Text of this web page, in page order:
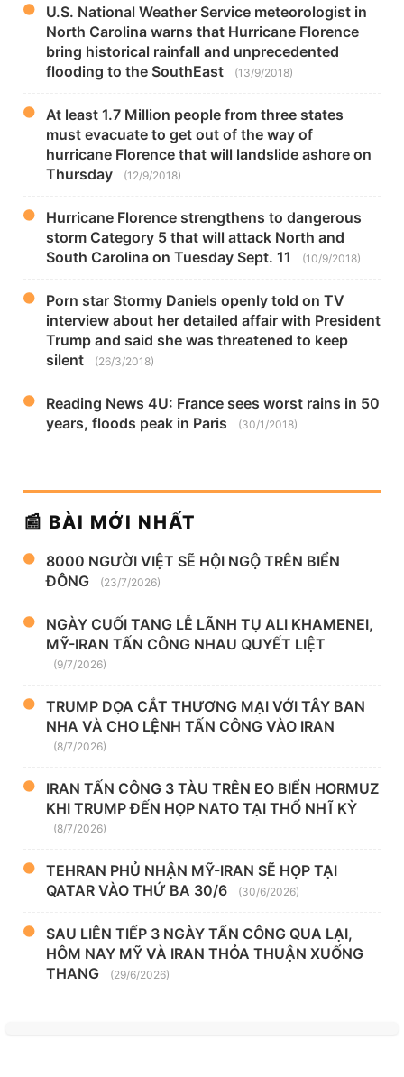
U.S. National Weather Service meteorologist in
North Carolina warns that Hurricane Florence
bring historical rainfall and unprecedented
flooding to the SouthEast
(13/9/2018)
At least 1.7 Million people from three states
must evacuate to get out of the way of
hurricane Florence that will landslide ashore on
Thursday
(12/9/2018)
Hurricane Florence strengthens to dangerous
storm Category 5 that will attack North and
South Carolina on Tuesday Sept. 11
(10/9/2018)
Porn star Stormy Daniels openly told on TV
interview about her detailed affair with President
Trump and said she was threatened to keep
silent
(26/3/2018)
Reading News 4U: France sees worst rains in 50
years, floods peak in Paris
(30/1/2018)
📰 BÀI MỚI NHẤT
8000 NGƯỜI VIỆT SẼ HỘI NGỘ TRÊN BIỂN
ĐÔNG
(23/7/2026)
NGÀY CUỐI TANG LỄ LÃNH TỤ ALI KHAMENEI,
MỸ-IRAN TẤN CÔNG NHAU QUYẾT LIỆT
(9/7/2026)
TRUMP DỌA CẮT THƯƠNG MẠI VỚI TÂY BAN
NHA VÀ CHO LỆNH TẤN CÔNG VÀO IRAN
(8/7/2026)
IRAN TẤN CÔNG 3 TÀU TRÊN EO BIỂN HORMUZ
KHI TRUMP ĐẾN HỌP NATO TẠI THỔ NHĨ KỲ
(8/7/2026)
TEHRAN PHỦ NHẬN MỸ-IRAN SẼ HỌP TẠI
QATAR VÀO THỨ BA 30/6
(30/6/2026)
SAU LIÊN TIẾP 3 NGÀY TẤN CÔNG QUA LẠI,
HÔM NAY MỸ VÀ IRAN THỎA THUẬN XUỐNG
THANG
(29/6/2026)